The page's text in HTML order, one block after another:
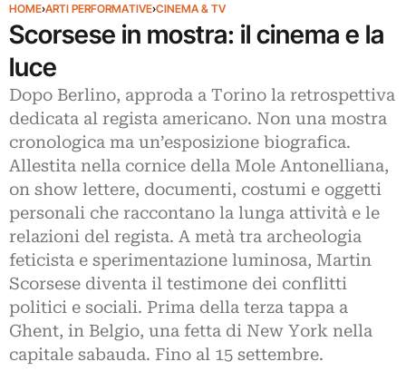
HOME›ARTI PERFORMATIVE›CINEMA & TV
Scorsese in mostra: il cinema e la
luce
Dopo Berlino, approda a Torino la retrospettiva
dedicata al regista americano. Non una mostra
cronologica ma un’esposizione biografica.
Allestita nella cornice della Mole Antonelliana,
on show lettere, documenti, costumi e oggetti
personali che raccontano la lunga attività e le
relazioni del regista. A metà tra archeologia
feticista e sperimentazione luminosa, Martin
Scorsese diventa il testimone dei conflitti
politici e sociali. Prima della terza tappa a
Ghent, in Belgio, una fetta di New York nella
capitale sabauda. Fino al 15 settembre.